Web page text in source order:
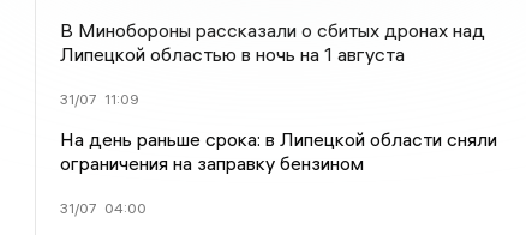
В Минобороны рассказали о сбитых дронах над
Липецкой областью в ночь на 1 августа
31/07 11:09
На день раньше срока: в Липецкой области сняли
ограничения на заправку бензином
31/07 04:00